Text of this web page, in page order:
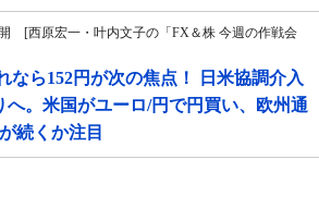
開 [西原宏一・叶内文子の「FX＆株 今週の作戦会
なら152円が次の焦点！ 日米協調介入
へ。米国がユーロ/円で円買い、欧州通
続くか注目